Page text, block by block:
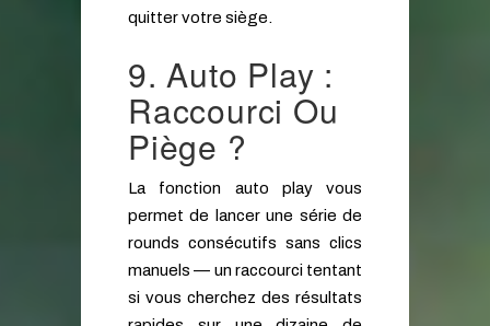
quitter votre siège.
9. Auto Play :
Raccourci Ou
Piège ?
La fonction auto play vous
permet de lancer une série de
rounds consécutifs sans clics
manuels — un raccourci tentant
si vous cherchez des résultats